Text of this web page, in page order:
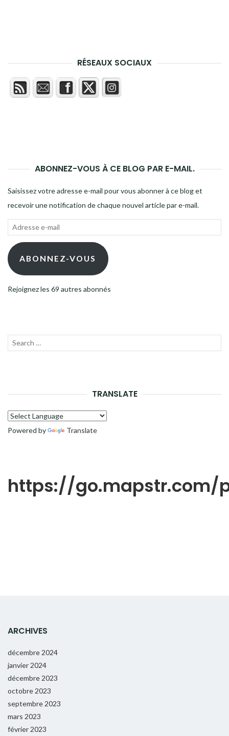
RÉSEAUX SOCIAUX
ABONNEZ-VOUS À CE BLOG PAR E-MAIL.
Saisissez votre adresse e-mail pour vous abonner à ce blog et
recevoir une notification de chaque nouvel article par e-mail.
Adresse
mail ABONNEZ-VOUS
Rejoignez les 69 autres abonnés
Recherche
TRANSLATE
Powered by Translate
https://go.mapstr.com/
ARCHIVES
décembre 2024
janvier 2024
décembre 2023
octobre 2023
septembre 2023
mars 2023
février 2023